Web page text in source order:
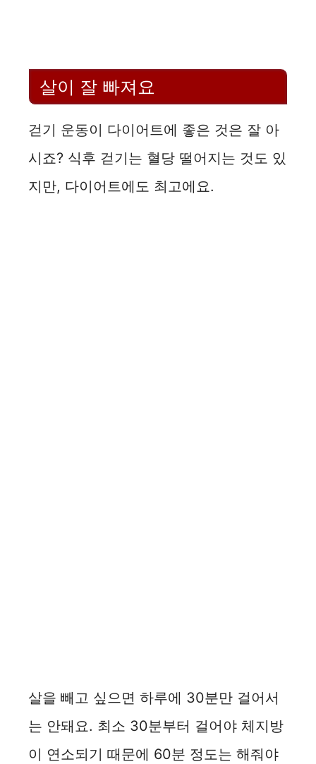
살이 잘 빠져요
걷기 운동이 다이어트에 좋은 것은 잘 아
시죠? 식후 걷기는 혈당 떨어지는 것도 있
지만, 다이어트에도 최고에요.
살을 빼고 싶으면 하루에 30분만 걸어서
는 안돼요. 최소 30분부터 걸어야 체지방
이 연소되기 때문에 60분 정도는 해줘야